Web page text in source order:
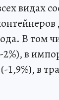
видах
В том
в
в